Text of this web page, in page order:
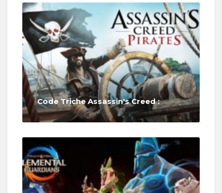
Code Triche Assassin's Creed :